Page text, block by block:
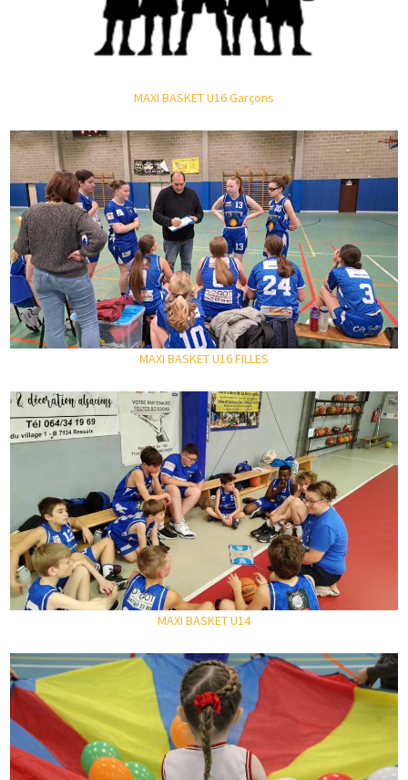
MAXI BASKET U16 Garçons
MAXI BASKET U16 FILLES
MAXI BASKET U14